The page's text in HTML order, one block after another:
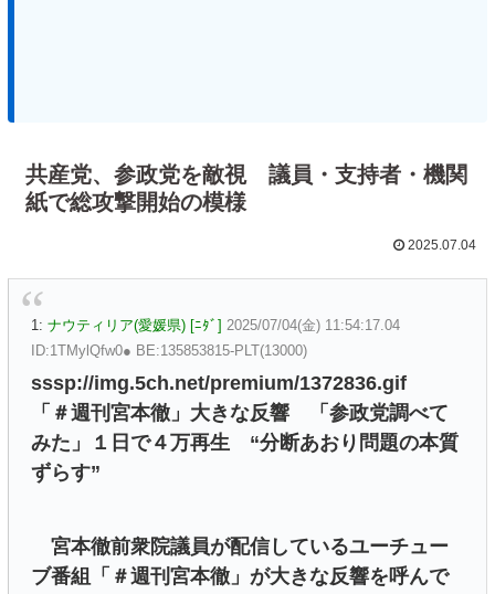
共産党、参政党を敵視 議員・支持者・機関
紙で総攻撃開始の模様
2025.07.04
1: ナウティリア(愛媛県) [ﾆﾀﾞ] 2025/07/04(金) 11:54:17.04
ID:1TMylQfw0● BE:135853815-PLT(13000)
sssp://img.5ch.net/premium/1372836.gif
「＃週刊宮本徹」大きな反響 「参政党調べて
みた」１日で４万再生 “分断あおり問題の本質
ずらす”
宮本徹前衆院議員が配信しているユーチュー
ブ番組「＃週刊宮本徹」が大きな反響を呼んで